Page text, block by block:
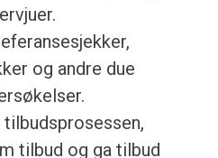
og andre due
tilbud og ga tilbud